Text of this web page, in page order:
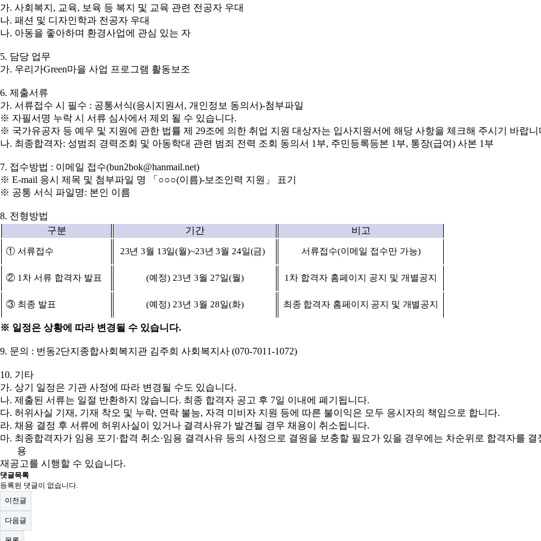
가. 사회복지 , 교육, 보육 등 복지 및 교육 관련 전공자 우대
나. 패션 및 디자인학과 전공자 우대
나. 아동을 좋아하며 환경사업에 관심 있는 자
5. 담당 업무
가. 우리가Green마을 사업 프로그램 활동보조
6. 제출서류
가. 서류접수 시 필수 : 공통서식(응시지원서 , 개인정보 동의서)-첨부파일
※ 자필서명 누락 시 서류 심사에서 제외 될 수 있습니다.
※ 국가유공자 등 예우 및 지원에 관한 법률 제 29조에 의한 취업 지원 대상자는 입사지원서에 해당 사항을 체크해 주시기 바랍니
나. 최종합격자: 성범죄 경력조회 및 아동학대 관련 범죄 전력 조회 동의서 1 부, 주민등록등본 1 부, 통장(급여) 사본 1 부
7. 접수방법 : 이메일 접수(bun2bok@hanmail.net)
※ E-mail 응시 제목 및 첨부파일 명 「○○○(이름)-보조인력 지원 」
표기
※ 공통 서식 파일명: 본인 이름
8. 전형방법
구분
기간 비고
① 서류접수 23년3월 13일(월)~23년3월 24일(금) 서류접수(이메일 접수만 가능)
② 1 차 서류 합격자 발표 (예정) 23년 3월 27일(월) 1 차 합격자 홈페이지 공지 및 개별공지
③ 최종 발표 (예정) 23년 3월 28일(화) 최종 합격자 홈페이지 공지 및 개별공지
※ 일정은 상황에 따라 변경될 수 있습니다.
9. 문의 : 번동2단지종합사회복지관 김주희 사회복지사 (070-7011-1072)
10. 기타
가. 상기 일정은 기관 사정에 따라 변경될 수도 있습니다.
나. 제출된 서류는 일절 반환하지 않습니다. 최종 합격자 공고 후 7일 이내에 폐기됩니다.
다. 허위사실 기재 , 기재 착오 및 누락, 연락 불능, 자격 미비자 지원 등에 따른 불이익은 모두 응시자의 책임으로 합니다.
라. 채용 결정 후 서류에 허위사실이 있거나 결격사유가 발견될 경우 채용이 취소됩니다.
마. 최종합격자가 임용 포기 ·합격 취소·임용 결격사유 등의 사정으로 결원을 보충할 필요가 있을 경우에는 차순위로 합격자를
용
재공고를 시행할 수 있습니다.
댓글목록
등록된 댓글이 없습니다.
이전글
다음글